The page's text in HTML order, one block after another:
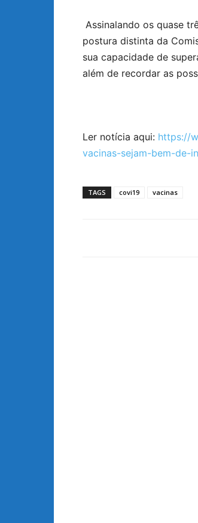
Assinalando os quase
postura distinta da
sua capacidade de
além de recordar as
Ler notícia aqui: https://
vacinas-sejam-bem-de-
TAGS covi19 vacinas